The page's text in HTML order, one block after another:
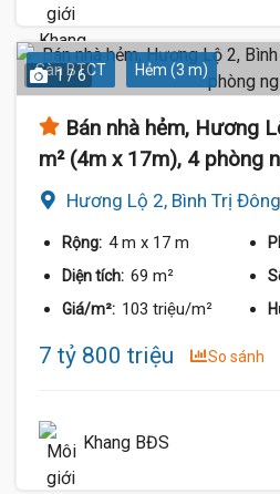
Sàn BTCT Hẻm (3 m)
1 / 6
Bán nhà hẻm, Hương
m² (4m x 17m), 4 phòng
Hương Lộ 2, Bình Trị
Rộng: 4 m x 17 m
Diện tích: 69 m²
Giá/m²: 103 triệu/m²
7 tỷ 800 triệu So sánh
Khang BĐS